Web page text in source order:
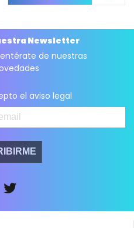
Newsletter
de nuestras
el aviso legal